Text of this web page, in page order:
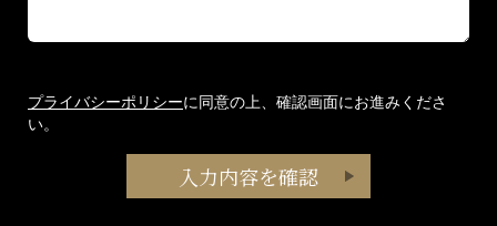
プライバシーポリシーに同意の上、確認画面にお進みくださ
い。